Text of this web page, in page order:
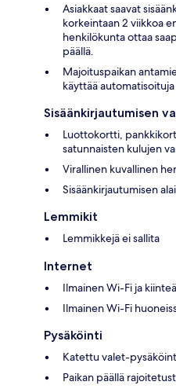
Asiakkaat saavat
korkeintaan 2 viikkoa
henkilökunta ottaa
päällä.
Majoituspaikan
käyttää
Sisäänkirjautumisen
Luottokortti,
satunnaisten kulujen
Virallinen kuvallinen
Sisäänkirjautumisen
Lemmikit
Lemmikkejä ei sallita
Internet
Ilmainen Wi-Fi ja
Ilmainen Wi-Fi
Pysäköinti
Katettu valet-
Paikan päällä